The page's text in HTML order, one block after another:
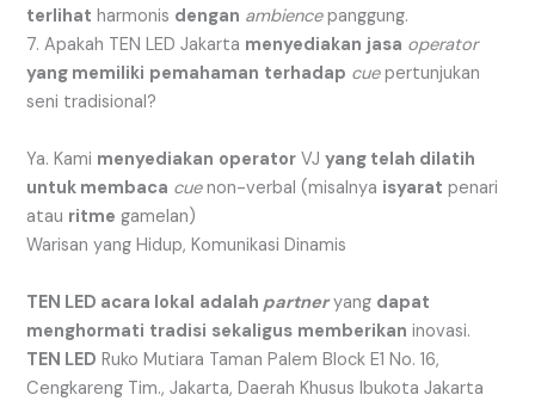
terlihat harmonis dengan ambiencepanggung.
7. Apakah TEN LED Jakarta menyediakan jasa operator
yang memiliki pemahaman terhadap cuepertunjukan
seni tradisional?
Ya. Kami menyediakan operator VJyang telah dilatih
untuk membaca cuenon-verbal (misalnya isyarat penari
atau ritme gamelan)
Warisan yang Hidup, Komunikasi Dinamis
TEN LED acara lokal adalah partneryang dapat
menghormati tradisi sekaligus memberikan inovasi.
TEN LED Ruko Mutiara Taman Palem Block E1 No. 16,
Cengkareng Tim., Jakarta, Daerah Khusus Ibukota Jakarta